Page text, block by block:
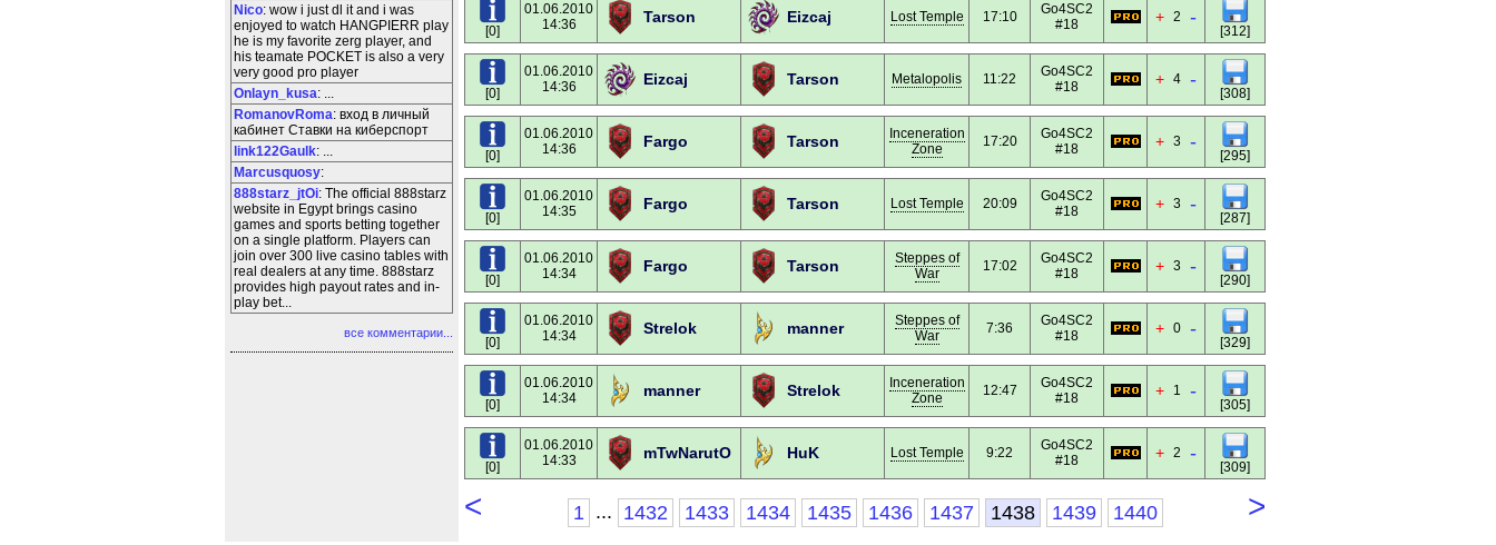
Nico: wow i just dl it and i was
enjoyed to watch HANGPIERR play
he is my favorite zerg player, and
his teamate POCKET is also a very
very good pro player
Onlayn_kusa: ...
RomanovRoma: вход в личный
кабинет Ставки на киберспорт
link122Gaulk: ...
Marcusquosy:
888starz_jtOi: The official 888starz
website in Egypt brings casino
games and sports betting together
on a single platform. Players can
join over 300 live casino tables with
real dealers at any time. 888starz
provides high payout rates and in-
play bet...
все комментарии...
[0]
01.06.2010
14:36
Tarson Eizcaj Lost Temple 17:10
Go4SC2
#18
+ 2 -
[312]
[0]
01.06.2010
14:36
Eizcaj Tarson Metalopolis 11:22
Go4SC2
#18
+ 4 -
[308]
[0]
01.06.2010
14:36
Fargo Tarson
Inceneration
Zone
17:20
Go4SC2
#18
+ 3 -
[295]
[0]
01.06.2010
14:35
Fargo Tarson Lost Temple 20:09
Go4SC2
#18
+ 3 -
[287]
[0]
01.06.2010
14:34
Fargo Tarson
Steppes of
War
17:02
Go4SC2
#18
+ 3 -
[290]
[0]
01.06.2010
14:34
Strelok manner
Steppes of
War
7:36
Go4SC2
#18
+ 0 -
[329]
[0]
01.06.2010
14:34
manner Strelok
Inceneration
Zone
12:47
Go4SC2
#18
+ 1 -
[305]
[0]
01.06.2010
14:33
mTwNarutO HuK Lost Temple 9:22
Go4SC2
#18
+ 2 -
[309]
>
< 1 ... 1432 1433 1434 1435 1436 1437 1438 1439 1440